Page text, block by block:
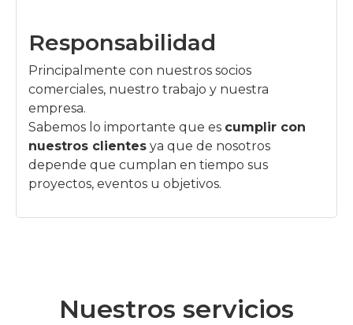
Responsabilidad
Principalmente con nuestros socios
comerciales, nuestro trabajo y nuestra
empresa.
Sabemos lo importante que es cumplir con
nuestros clientes ya que de nosotros
depende que cumplan en tiempo sus
proyectos, eventos u objetivos.
Nuestros servicios